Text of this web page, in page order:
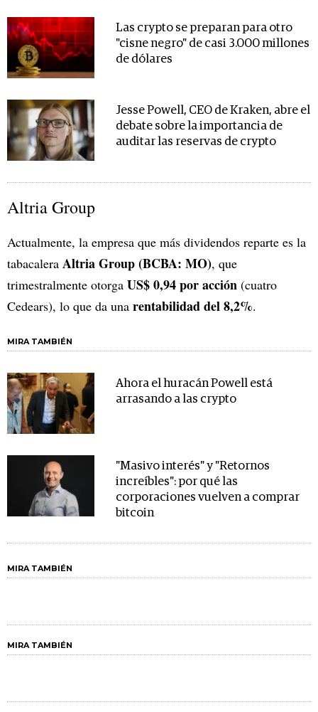
Las crypto se preparan para otro
"cisne negro" de casi 3.000 millones
de dólares
Jesse Powell, CEO de Kraken, abre el
debate sobre la importancia de
auditar las reservas de crypto
Altria Group
Actualmente, la empresa que más dividendos reparte es la
tabacalera Altria Group (BCBA: MO), que
trimestralmente otorga US$ 0,94 por acción (cuatro
Cedears), lo que da una rentabilidad del 8,2%.
MIRA TAMBIÉN
Ahora el huracán Powell está
arrasando a las crypto
"Masivo interés" y "Retornos
increíbles": por qué las
corporaciones vuelven a comprar
bitcoin
MIRA TAMBIÉN
MIRA TAMBIÉN